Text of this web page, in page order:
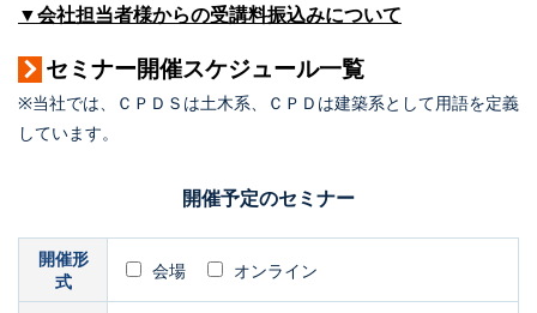
▼会社担当者様からの受講料振込みについて
セミナー開催スケジュール一覧
※当社では、ＣＰＤＳは土木系、ＣＰＤは建築系として用語を定義
しています。
開催予定のセミナー
開催形
式
会場 オンライン